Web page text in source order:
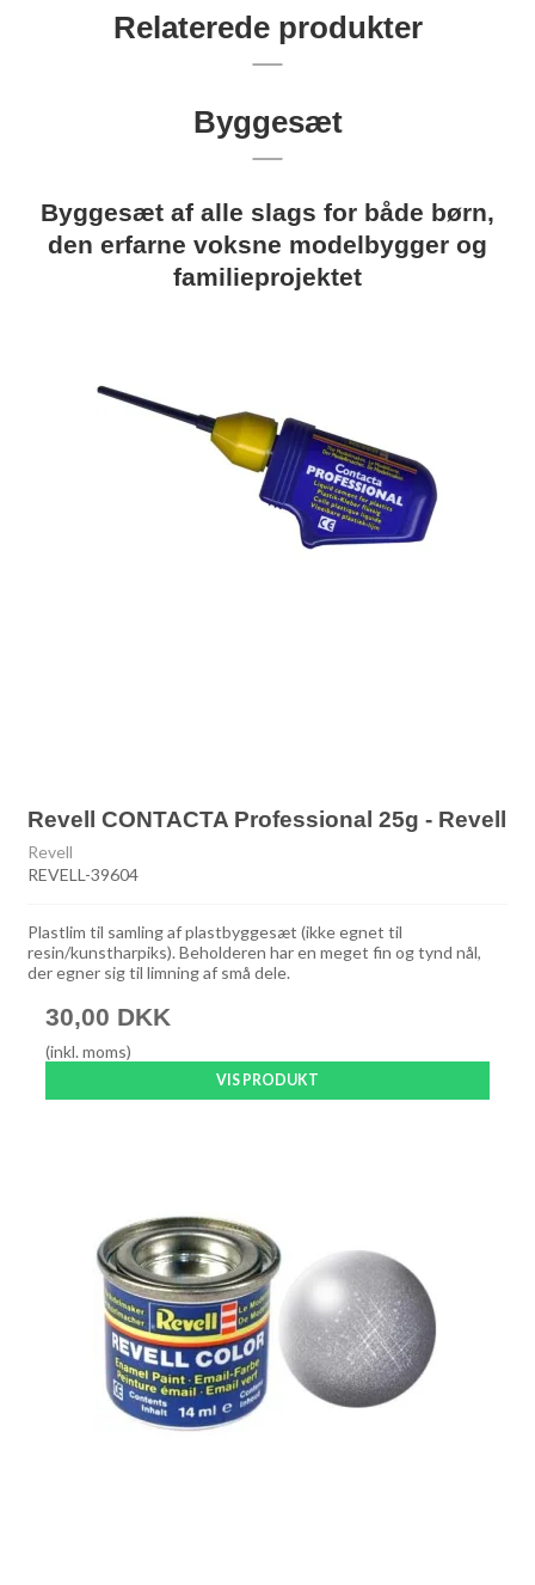
Relaterede produkter
Byggesæt
Byggesæt af alle slags for både børn,
den erfarne voksne modelbygger og
familieprojektet
Revell CONTACTA Professional 25g - Revell
Revell
REVELL-39604
Plastlim til samling af plastbyggesæt (ikke egnet til
resin/kunstharpiks). Beholderen har en meget fin og tynd nål,
der egner sig til limning af små dele.
30,00 DKK
(inkl. moms)
VIS PRODUKT